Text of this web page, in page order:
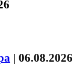
| 06.08.2026